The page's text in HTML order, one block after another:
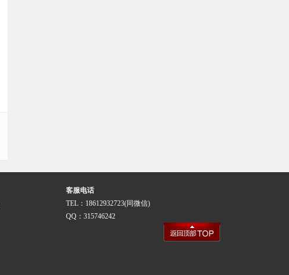
客服电话
TEL：18612932723(同微信)
QQ：315746242